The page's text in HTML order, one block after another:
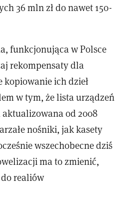
36 mln zł do nawet 150-
funkcjonująca w Polsce
rekompensaty dla
ich dzieł
w tym, że lista urządzeń
od 2008
nośniki, jak kasety
wszechobecne dziś
ma to zmienić,
realiów